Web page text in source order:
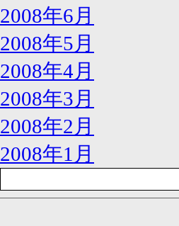
2008年6月
2008年5月
2008年4月
2008年3月
2008年2月
2008年1月